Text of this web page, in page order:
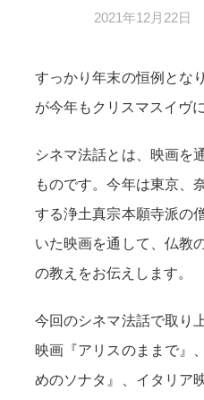
2021年12月22日
すっかり年末の恒例とな
が今年もクリスマスイヴ
シネマ法話とは、映画を
ものです。今年は東京、
する浄土真宗本願寺派の
いた映画を通して、仏教
の教えをお伝えします。
今回のシネマ法話で取り
映画『アリスのままで』
めのソナタ』、イタリア